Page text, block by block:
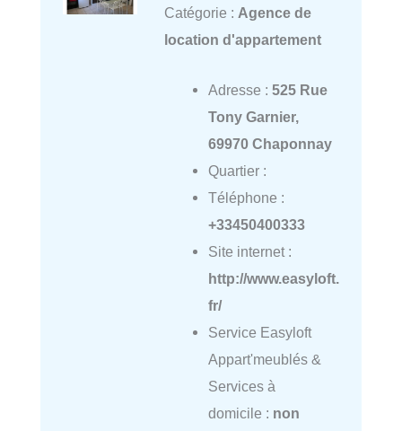
Catégorie : Agence de
location d'appartement
Adresse : 525 Rue
Tony Garnier,
69970 Chaponnay
Quartier :
Téléphone :
+33450400333
Site internet :
http://www.easyloft.
fr/
Service Easyloft
Appart'meublés &
Services à
domicile : non